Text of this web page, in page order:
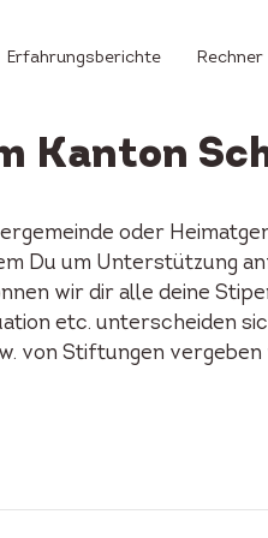
Erfahrungsberichte Rechner
Kanton
oder
Du um Unterstützung
wir dir alle deine
etc. unterscheiden
von Stiftungen